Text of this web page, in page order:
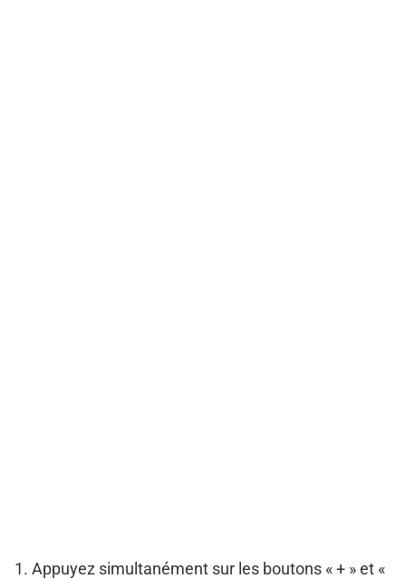
Appuyez simultanément sur les boutons « + » et «